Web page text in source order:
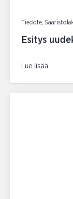
Tiedote,
Esitys
Lue lisää